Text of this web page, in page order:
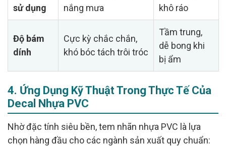
sử dụng
nắng mưa
khô ráo
Độ bám
dính
Cực kỳ chắc chắn,
khó bóc tách trôi tróc
Tầm trung,
dễ bong khi
bị ẩm
4. Ứng Dụng Kỹ Thuật Trong Thực Tế Của
Decal Nhựa PVC
Nhờ đặc tính siêu bền, tem nhãn nhựa PVC là lựa
chọn hàng đầu cho các ngành sản xuất quy chuẩn: